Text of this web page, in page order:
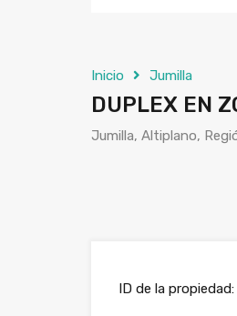
Inicio Jumilla
DUPLEX EN
Jumilla, Altiplano,
ID de la propiedad: